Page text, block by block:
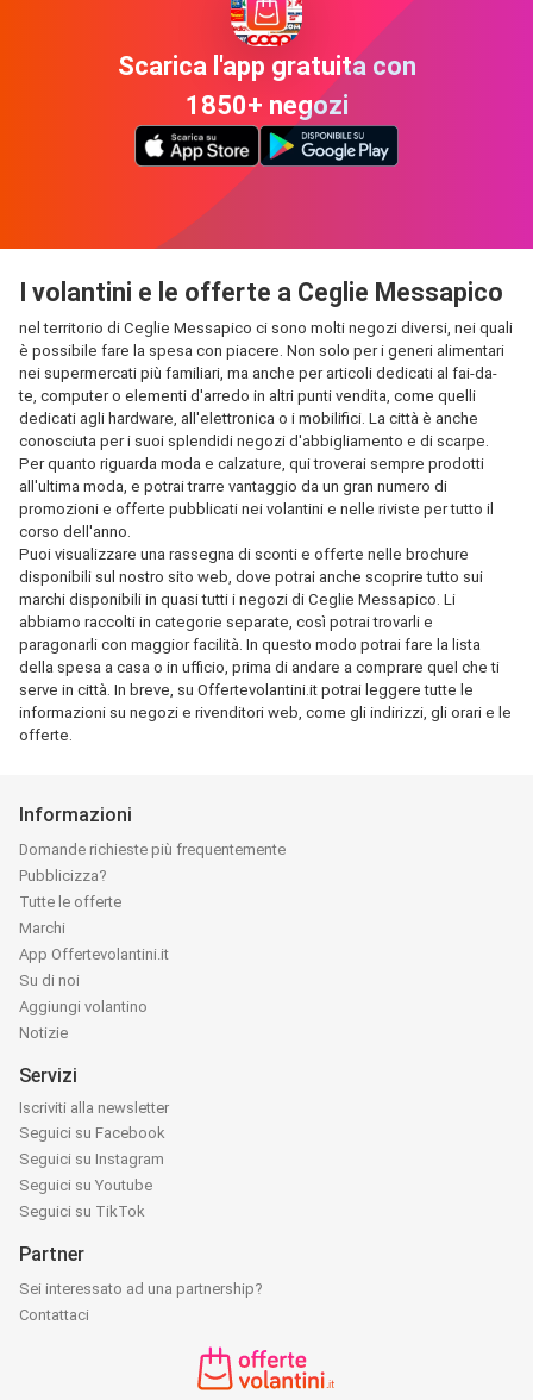
Scarica l'app gratuita con
1850+ negozi
I volantini e le offerte a Ceglie Messapico
nel territorio di Ceglie Messapico ci sono molti negozi diversi, nei quali
è possibile fare la spesa con piacere. Non solo per i generi alimentari
nei supermercati più familiari, ma anche per articoli dedicati al fai-da-
te, computer o elementi d'arredo in altri punti vendita, come quelli
dedicati agli hardware, all'elettronica o i mobilifici. La città è anche
conosciuta per i suoi splendidi negozi d'abbigliamento e di scarpe.
Per quanto riguarda moda e calzature, qui troverai sempre prodotti
all'ultima moda, e potrai trarre vantaggio da un gran numero di
promozioni e offerte pubblicati nei volantini e nelle riviste per tutto il
corso dell'anno.
Puoi visualizzare una rassegna di sconti e offerte nelle brochure
disponibili sul nostro sito web, dove potrai anche scoprire tutto sui
marchi disponibili in quasi tutti i negozi di Ceglie Messapico. Li
abbiamo raccolti in categorie separate, così potrai trovarli e
paragonarli con maggior facilità. In questo modo potrai fare la lista
della spesa a casa o in ufficio, prima di andare a comprare quel che ti
serve in città. In breve, su Offertevolantini.it potrai leggere tutte le
informazioni su negozi e rivenditori web, come gli indirizzi, gli orari e le
offerte.
Informazioni
Domande richieste più frequentemente
Pubblicizza?
Tutte le offerte
Marchi
App Offertevolantini.it
Su di noi
Aggiungi volantino
Notizie
Servizi
Iscriviti alla newsletter
Seguici su Facebook
Seguici su Instagram
Seguici su Youtube
Seguici su TikTok
Partner
Sei interessato ad una partnership?
Contattaci